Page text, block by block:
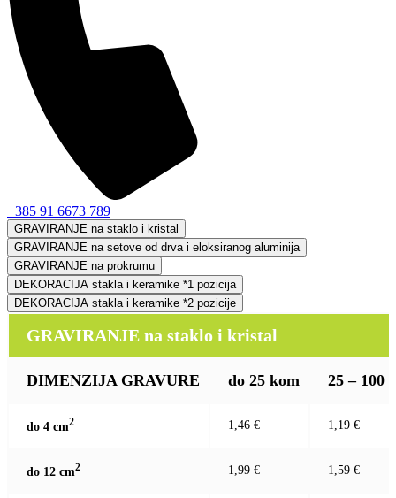
+385 91 6673 789
GRAVIRANJE na staklo i kristal
GRAVIRANJE na setove od drva i eloksiranog aluminija
GRAVIRANJE na prokrumu
DEKORACIJA stakla i keramike *1 pozicija
DEKORACIJA stakla i keramike *2 pozicije
GRAVIRANJE na staklo i kristal
DIMENZIJA GRAVURE do 25 kom 25 – 100
do 4 cm2 1,46 € 1,19 €
do 12 cm2 1,99 € 1,59 €